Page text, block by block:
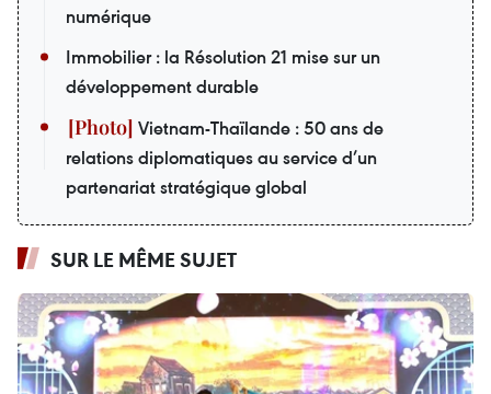
numérique
Immobilier : la Résolution 21 mise sur un
développement durable
Vietnam-Thaïlande : 50 ans de
relations diplomatiques au service d’un
partenariat stratégique global
SUR LE MÊME SUJET